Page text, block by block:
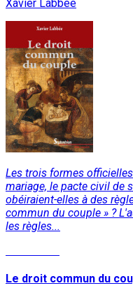
Xavier Labbée
Les trois formes
mariage, le pacte civil de
obéiraient-elles à des
commun du couple » ?
les règles...
Le droit commun du